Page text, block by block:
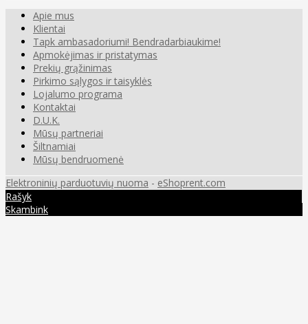
Apie mus
Klientai
Tapk ambasadoriumi! Bendradarbiaukime!
Apmokėjimas ir pristatymas
Prekių grąžinimas
Pirkimo sąlygos ir taisyklės
Lojalumo programa
Kontaktai
D.U.K.
Mūsų partneriai
Šiltnamiai
Mūsų bendruomenė
Elektroninių parduotuvių nuoma - eShoprent.com
Rašyk
Skambink